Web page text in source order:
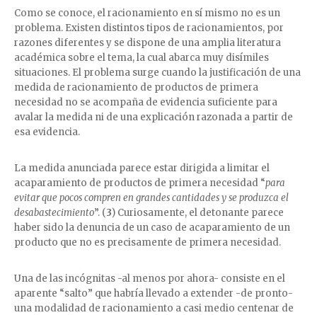
Como se conoce, el racionamiento en sí mismo no es un
problema. Existen distintos tipos de racionamientos, por
razones diferentes y se dispone de una amplia literatura
académica sobre el tema, la cual abarca muy disímiles
situaciones. El problema surge cuando la justificación de una
medida de racionamiento de productos de primera
necesidad no se acompaña de evidencia suficiente para
avalar la medida ni de una explicación razonada a partir de
esa evidencia.
La medida anunciada parece estar dirigida a limitar el
acaparamiento de productos de primera necesidad “para
evitar que pocos compren en grandes cantidades y se produzca el
desabastecimiento”. (3) Curiosamente, el detonante parece
haber sido la denuncia de un caso de acaparamiento de un
producto que no es precisamente de primera necesidad.
Una de las incógnitas -al menos por ahora- consiste en el
aparente “salto” que habría llevado a extender -de pronto-
una modalidad de racionamiento a casi medio centenar de